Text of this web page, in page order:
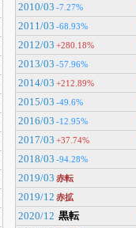
2010/03 -7.27%
2011/03 -68.93%
2012/03 +280.18%
2013/03 -57.96%
2014/03 +212.89%
2015/03 -49.6%
2016/03 -12.95%
2017/03 +37.74%
2018/03 -94.28%
2019/03 赤転
2019/12 赤拡
2020/12 黒転